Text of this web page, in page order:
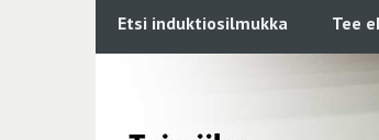
Etsi induktiosilmukka Tee